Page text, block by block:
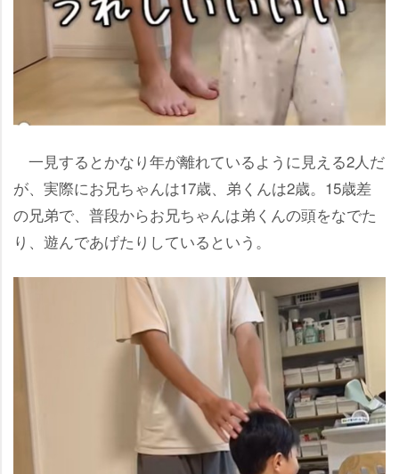
一見するとかなり年が離れているように見える2人だ
が、実際にお兄ちゃんは17歳、弟くんは2歳。15歳差
の兄弟で、普段からお兄ちゃんは弟くんの頭をなでた
り、遊んであげたりしているという。